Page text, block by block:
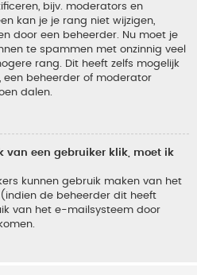
bijv. moderators en
kan je je rang niet wijzigen,
door een beheerder. Nu moet je
te spammen met onzinnig veel
rang. Dit heeft zelfs mogelijk
een beheerder of moderator
dalen.
van een gebruiker klik, moet ik
kunnen gebruik maken van het
de beheerder dit heeft
van het e-mailsysteem door